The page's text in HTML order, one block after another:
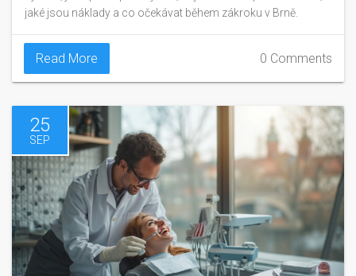
jaké jsou náklady a co očekávat během zákroku v Brně.
Read More 0 Comments
25
SEP